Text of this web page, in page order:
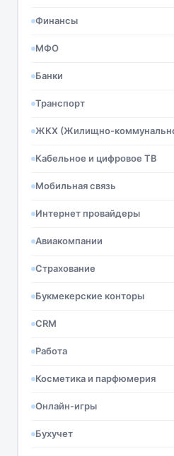
Финансы
МФО
Банки
Транспорт
ЖКХ (Жилищно-
Кабельное и цифровое ТВ
Мобильная связь
Интернет провайдеры
Авиакомпании
Страхование
Букмекерские конторы
CRM
Работа
Косметика и парфюмерия
Онлайн-игры
Бухучет